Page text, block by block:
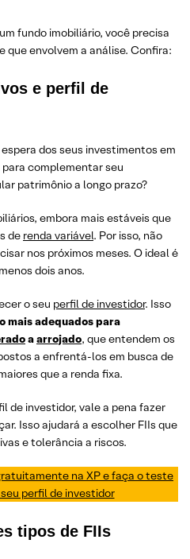
fundo imobiliário, você precisa
envolvem a análise. Confira:
e perfil de
dos seus investimentos em
para complementar seu
patrimônio a longo prazo?
embora mais estáveis que
de renda variável. Por isso, não
nos próximos meses. O ideal é
dois anos.
o seu perfil de investidor. Isso
mais adequados para
aarrojado, que entendem os
a enfrentá-los em busca de
que a renda fixa.
de investidor, vale a pena fazer
Isso ajudará a escolher FIIs que
e tolerância a riscos.
na XP e faça o teste
perfil de investidor
tipos de FIIs